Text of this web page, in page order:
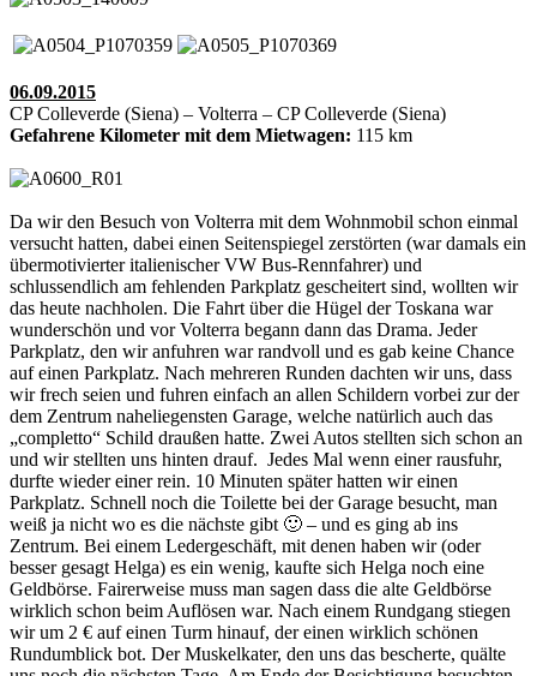
06.09.2015
CP Colleverde (Siena) – Volterra – CP Colleverde (Siena)
Gefahrene Kilometer mit dem Mietwagen: 115 km
Da wir den Besuch von Volterra mit dem Wohnmobil schon einmal
versucht hatten, dabei einen Seitenspiegel zerstörten (war damals ein
übermotivierter italienischer VW Bus-Rennfahrer) und
schlussendlich am fehlenden Parkplatz gescheitert sind, wollten wir
das heute nachholen. Die Fahrt über die Hügel der Toskana war
wunderschön und vor Volterra begann dann das Drama. Jeder
Parkplatz, den wir anfuhren war randvoll und es gab keine Chance
auf einen Parkplatz. Nach mehreren Runden dachten wir uns, dass
wir frech seien und fuhren einfach an allen Schildern vorbei zur der
dem Zentrum naheliegensten Garage, welche natürlich auch das
„completto“ Schild draußen hatte. Zwei Autos stellten sich schon an
und wir stellten uns hinten drauf. Jedes Mal wenn einer rausfuhr,
durfte wieder einer rein. 10 Minuten später hatten wir einen
Parkplatz. Schnell noch die Toilette bei der Garage besucht, man
weiß ja nicht wo es die nächste gibt 🙂 – und es ging ab ins
Zentrum. Bei einem Ledergeschäft, mit denen haben wir (oder
besser gesagt Helga) es ein wenig, kaufte sich Helga noch eine
Geldbörse. Fairerweise muss man sagen dass die alte Geldbörse
wirklich schon beim Auflösen war. Nach einem Rundgang stiegen
wir um 2 € auf einen Turm hinauf, der einen wirklich schönen
Rundumblick bot. Der Muskelkater, den uns das bescherte, quälte